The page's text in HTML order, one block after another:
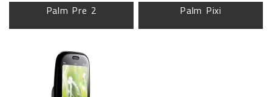
Palm Pre 2 Palm Pixi